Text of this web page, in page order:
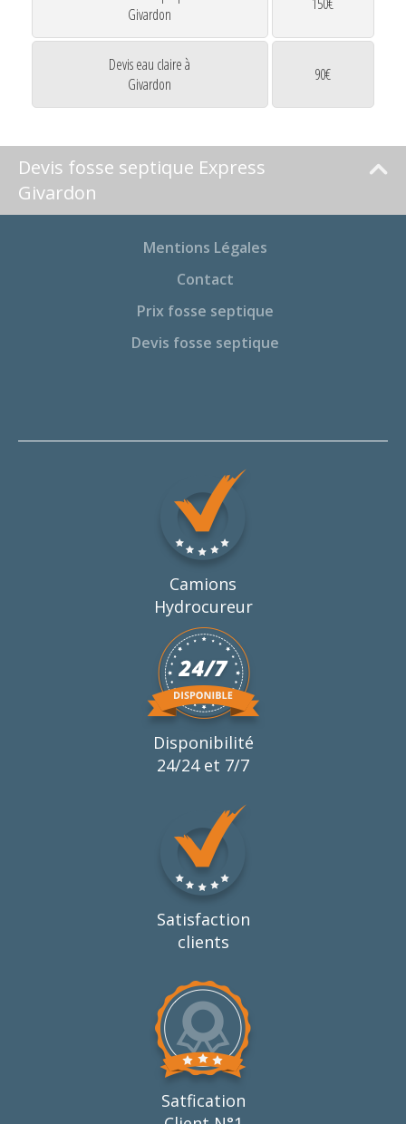
Givardon
Devis eau claire à
Givardon
90€
Devis fosse septique Express
Givardon
Mentions Légales
Contact
Prix fosse septique
Devis fosse septique
Camions
Hydrocureur
Disponibilité
24/24 et 7/7
Satisfaction
clients
Satfication